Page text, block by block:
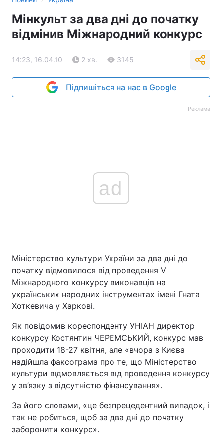
Мінкульт за два дні до початку
відмінив Міжнародний конкурс
14:23, 16.04.10 2 хв. 3145
Підпишіться на нас в Google
Реклама
ad
Міністерство культури України за два дні до
початку відмовилося від проведення V
Міжнародного конкурсу виконавців на
українських народних інструментах імені Гната
Хоткевича у Харкові.
Як повідомив кореспонденту УНІАН директор
конкурсу Костянтин ЧЕРЕМСЬКИЙ, конкурс мав
проходити 18-27 квітня, але «вчора з Києва
надійшла факсограма про те, що Міністерство
культури відмовляється від проведення конкурсу
у зв’язку з відсутністю фінансування».
За його словами, «це безпрецедентний випадок, і
так не робиться, щоб за два дні до початку
заборонити конкурс».